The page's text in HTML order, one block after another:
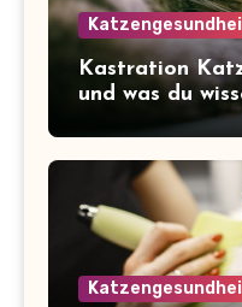
Kastration
und was du